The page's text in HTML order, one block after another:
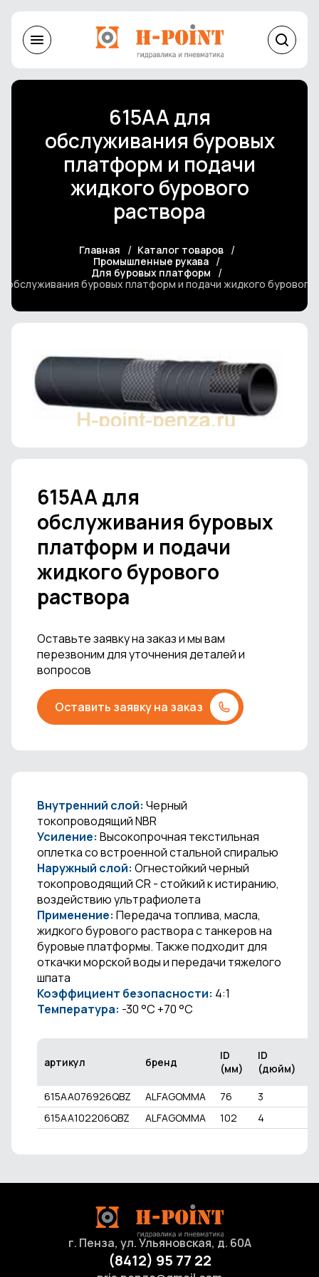
615AA для
обслуживания буровых
платформ и подачи
жидкого бурового
раствора
Главная
Каталог товаров
Промышленные рукава
Для буровых платформ
обслуживания буровых платформ и подачи жидкого бурового
615AA для
обслуживания буровых
платформ и подачи
жидкого бурового
раствора
Оставьте заявку на заказ и мы вам
перезвоним для уточнения деталей и
вопросов
Оставить заявку на заказ
Внутренний слой: Черный
токопроводящий NBR
Усиление: Высокопрочная текстильная
оплетка со встроенной стальной спиралью
Наружный слой: Огнестойкий черный
токопроводящий CR - стойкий к истиранию,
воздействию ультрафиолета
Применение: Передача топлива, масла,
жидкого бурового раствора с танкеров на
буровые платформы. Также подходит для
откачки морской воды и передачи тяжелого
шпата
Коэффициент безопасности: 4:1
Температура: -30 °C +70 °C
артикул бренд
ID
(мм)
ID
(дюйм)
615AA076926QBZ ALFAGOMMA 76 3
615AA102206QBZ
ALFAGOMMA 102 4
г. Пенза, ул. Ульяновская, д. 60А
(8412) 95 77 22